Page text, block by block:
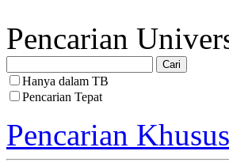
Pencarian
Hanya dalam TB
Pencarian Tepat
Pencarian Khusus